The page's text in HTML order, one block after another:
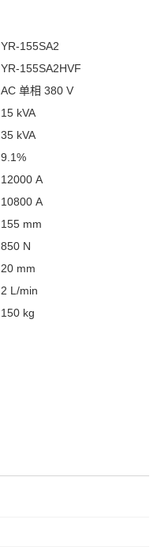
YR-155SA2
YR-155SA2HVF
AC 单相 380 V
15 kVA
35 kVA
9.1%
12000 A
10800 A
155 mm
850 N
20 mm
2 L/min
150 kg